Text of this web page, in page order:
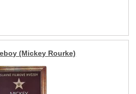
(Mickey Rourke)